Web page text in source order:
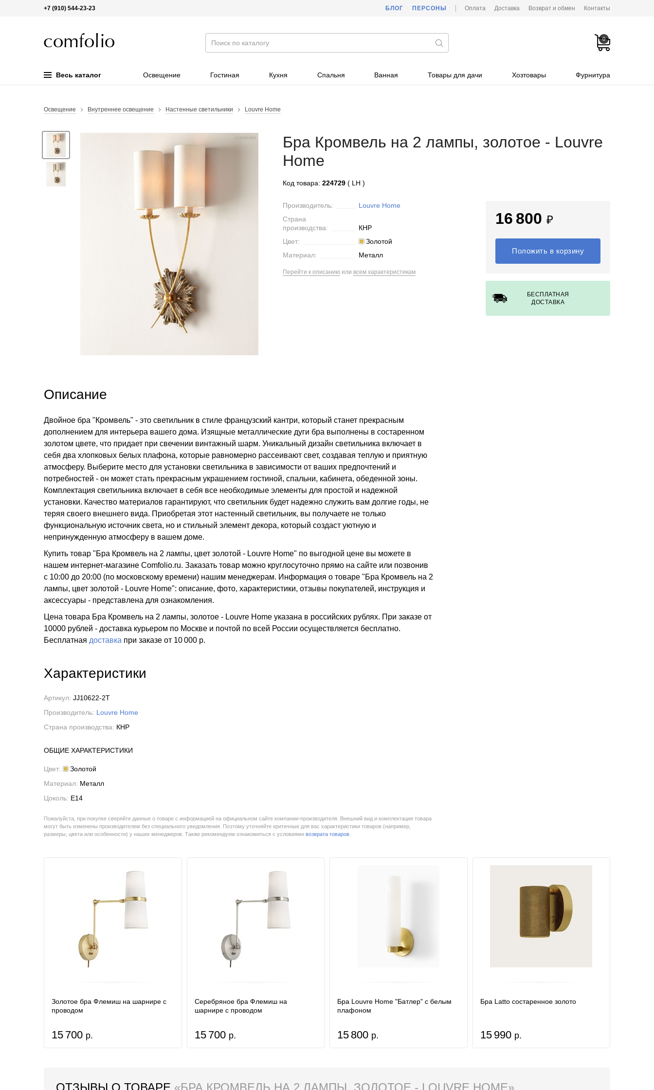
+7 (910) 544-23-23 БЛОГ ПЕРСОНЫ Оплата Доставка Возврат и обмен Контакты
0
Весь каталог Освещение Гостиная Кухня Спальня Ванная Товары для дачи Хозтовары Фурнитура
Освещение Внутреннее освещение Настенные светильники Louvre Home
Бра Кромвель на 2 лампы, золотое - Louvre
Home
Код товара: 224729 ( LH )
Производитель:
Louvre Home
Страна
производства:
КНР
Цвет:
Золотой
Материал:
Металл
Перейти к описаниюили всем характеристикам
16 800 ₽
Положить в корзину
БЕСПЛАТНАЯ
ДОСТАВКА
Описание
Двойное бра "Кромвель" - это светильник в стиле французский кантри, который станет прекрасным
дополнением для интерьера вашего дома. Изящные металлические дуги бра выполнены в состаренном
золотом цвете, что придает при свечении винтажный шарм. Уникальный дизайн светильника включает в
себя два хлопковых белых плафона, которые равномерно рассеивают свет, создавая теплую и приятную
атмосферу. Выберите место для установки светильника в зависимости от ваших предпочтений и
потребностей - он может стать прекрасным украшением гостиной, спальни, кабинета, обеденной зоны.
Комплектация светильника включает в себя все необходимые элементы для простой и надежной
установки. Качество материалов гарантируют, что светильник будет надежно служить вам долгие годы, не
теряя своего внешнего вида. Приобретая этот настенный светильник, вы получаете не только
функциональную источник света, но и стильный элемент декора, который создаст уютную и
непринужденную атмосферу в вашем доме.
Купить товар "Бра Кромвель на 2 лампы, цвет золотой - Louvre Home" по выгодной цене вы можете в
нашем интернет-магазине Comfolio.ru. Заказать товар можно круглосуточно прямо на сайте или позвонив
с 10:00 до 20:00 (по московскому времени) нашим менеджерам. Информация о товаре "Бра Кромвель на 2
лампы, цвет золотой - Louvre Home": описание, фото, характеристики, отзывы покупателей, инструкция и
аксессуары - представлена для ознакомления.
Цена товара Бра Кромвель на 2 лампы, золотое - Louvre Home указана в российских рублях. При заказе от
10000 рублей - доставка курьером по Москве и почтой по всей России осуществляется бесплатно.
Бесплатная доставка при заказе от 10 000 р.
Характеристики
Артикул: JJ10622-2T
Производитель: Louvre Home
Страна производства: КНР
ОБЩИЕ ХАРАКТЕРИСТИКИ
Цвет:
Золотой
Материал: Металл
Цоколь: E14
Пожалуйста, при покупке сверяйте данные о товаре с информацией на официальном сайте компании-производителя. Внешний вид и комплектация товара
могут быть изменены производителем без специального уведомления. Поэтому уточняйте критичные для вас характеристики товаров (например,
размеры, цвета или особенности) у наших менеджеров. Также рекомендуем ознакомиться с условиями возврата товаров
Золотое бра Флемиш на шарнире с
проводом
15 700 р.
Серебряное бра Флемиш на
шарнире с проводом
15 700 р.
Бра Louvre Home "Батлер" с белым
плафоном
15 800 р.
Бра Latto состаренное золото
15 990 р.
ОТЗЫВЫ О ТОВАРЕ «БРА КРОМВЕЛЬ НА 2 ЛАМПЫ, ЗОЛОТОЕ - LOUVRE HOME»